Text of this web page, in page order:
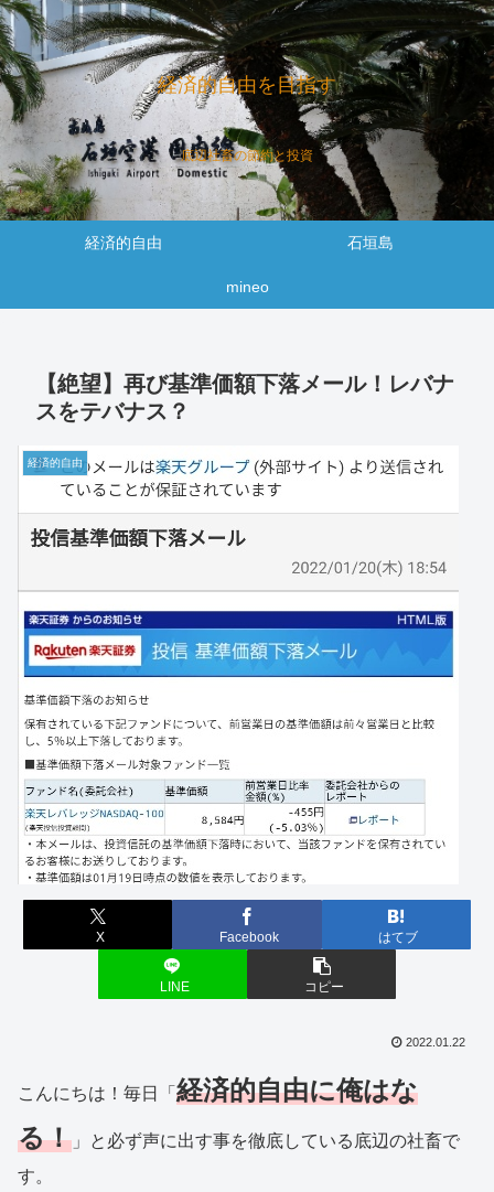
経済的自由を目指す
底辺社畜の節約と投資
経済的自由 石垣島
mineo
【絶望】再び基準価額下落メール！レバナ
スをテバナス？
経済的自由
X Facebook はてブ
LINE コピー
2022.01.22
こんにちは！毎日「 経済的自由に俺はな
る！ 」と必ず声に出す事を徹底している底辺の社畜で
す。